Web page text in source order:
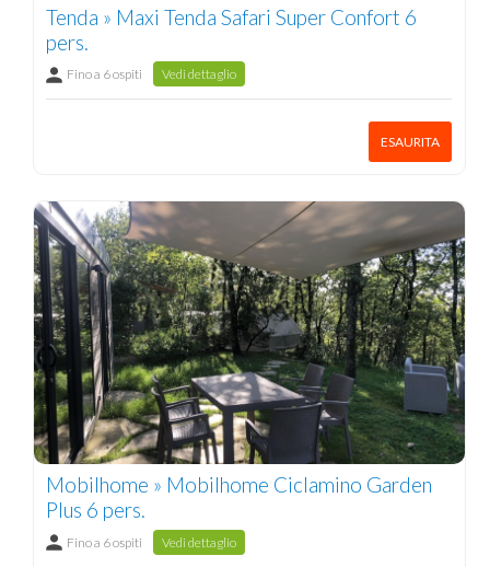
Tenda » Maxi Tenda Safari Super Confort 6
pers.
Fino a 6 ospiti Vedi dettaglio
ESAURITA
Mobilhome » Mobilhome Ciclamino Garden
Plus 6 pers.
Fino a 6 ospiti Vedi dettaglio